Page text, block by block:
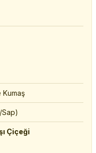
Kumaş
Sap)
Çiçeği